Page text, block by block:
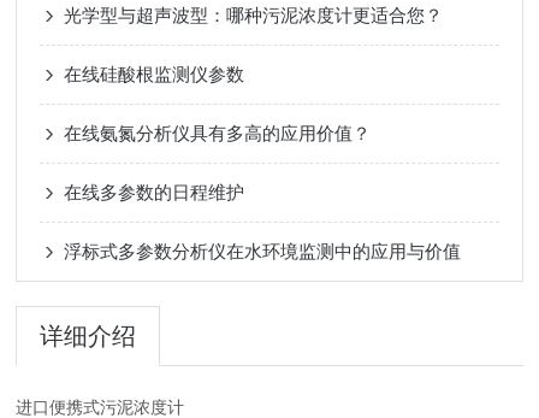
光学型与超声波型：哪种污泥浓度计更适合您？
在线硅酸根监测仪参数
在线氨氮分析仪具有多高的应用价值？
在线多参数的日程维护
浮标式多参数分析仪在水环境监测中的应用与价值
详细介绍
进口便携式污泥浓度计